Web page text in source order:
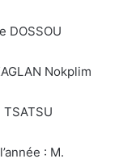
DOSSOU
Nokplim
: M.